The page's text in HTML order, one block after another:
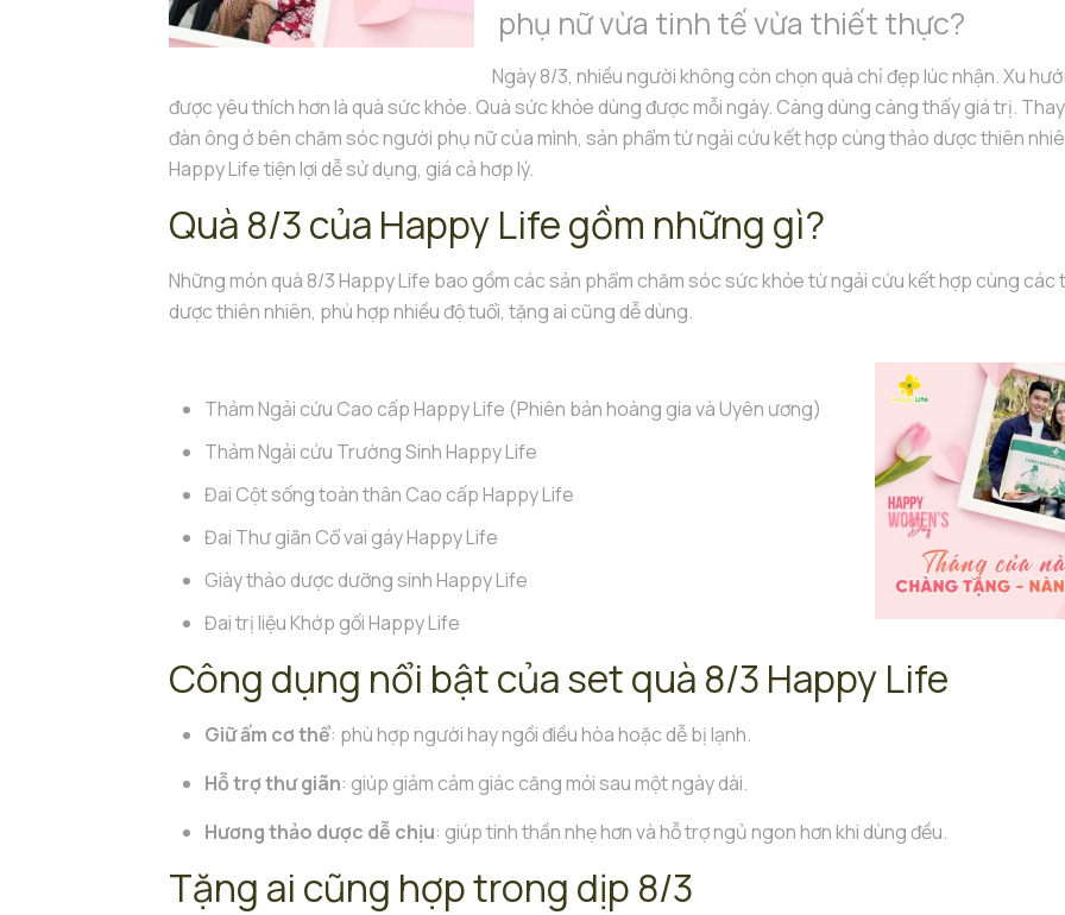
phụ nữ vừa tinh tế vừa thiết thực?
Ngày 8/3, nhiều người không còn chọn quà chỉ đẹp lúc nhận. Xu
được yêu thích hơn là quà sức khỏe. Quà sức khỏe dùng được mỗi ngày. Càng dùng càng thấy giá trị.
đàn ông ở bên chăm sóc người phụ nữ của mình, sản phẩm từ ngải cứu kết hợp cùng thảo dược thiên
Happy Life tiện lợi dễ sử dụng, giá cả hơp lý.
Quà 8/3 của Happy Life gồm những gì?
Những món quà 8/3 Happy Life bao gồm các sản phẩm chăm sóc sức khỏe từ ngải cứu kết hợp cùng các
dược thiên nhiên, phù hợp nhiều độ tuổi, tặng ai cũng dễ dùng.
Thảm Ngải cứu Cao cấp Happy Life (Phiên bản hoàng gia và Uyên ương)
Thảm Ngải cứu Trường Sinh Happy Life
Đai Cột sống toàn thân Cao cấp Happy Life
Đai Thư giãn Cổ vai gáy Happy Life
Giày thảo dược dưỡng sinh Happy Life
Đai trị liệu Khớp gối Happy Life
Công dụng nổi bật của set quà 8/3 Happy Life
Giữ ấm cơ thể: phù hợp người hay ngồi điều hòa hoặc dễ bị lạnh.
Hỗ trợ thư giãn: giúp giảm cảm giác căng mỏi sau một ngày dài.
Hương thảo dược dễ chịu: giúp tinh thần nhẹ hơn và hỗ trợ ngủ ngon hơn khi dùng đều.
Tặng ai cũng hợp trong dịp 8/3